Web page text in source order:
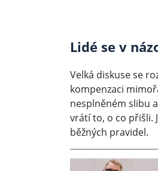
Lidé se v
Velká diskuse se
kompenzaci
nesplněném slibu
vrátí to, o co přišli.
běžných pravidel.